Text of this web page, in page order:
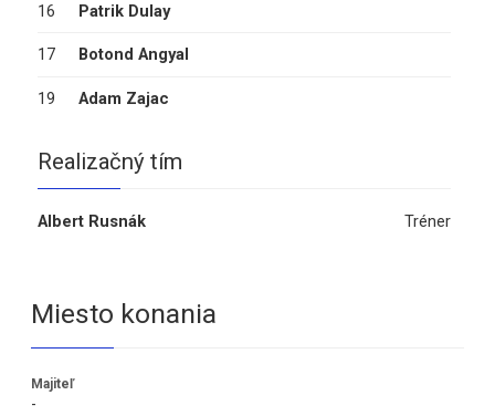
16 Patrik Dulay
17 Botond Angyal
19 Adam Zajac
Realizačný tím
Albert Rusnák Tréner
Miesto konania
Majiteľ
-